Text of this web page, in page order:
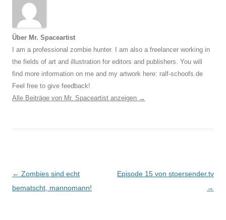
Über Mr. Spaceartist
I am a professional zombie hunter. I am also a freelancer working in
the fields of art and illustration for editors and publishers. You will
find more information on me and my artwork here: ralf-schoofs.de
Feel free to give feedback!
Alle Beiträge von Mr. Spaceartist anzeigen →
Beitragsnavigation
← Zombies sind echt
bematscht, mannomann!
Episode 15 von stoersender.tv
→